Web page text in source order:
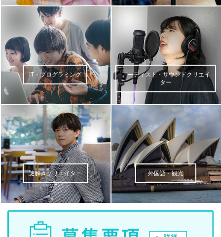
IT・プログラミング
アーティスト・サウンドクリエイ
ター
謎解きクリエイター 外国語・観光